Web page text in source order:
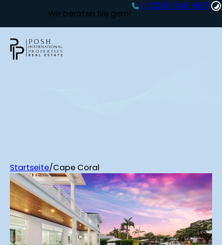
Wir beraten Sie gern!
+1 (239) 248-1667‬
Startseite/Cape Coral